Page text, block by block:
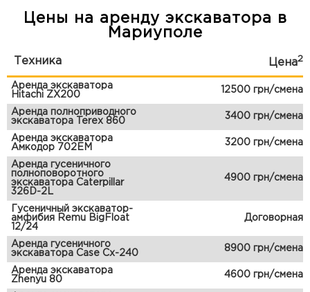
Цены на аренду экскаватора в
Мариуполе
Техника Цена2
Аренда экскаватора
Hitachi ZX200
12500 грн/смена
Аренда полноприводного
экскаватора Terex 860
3400 грн/смена
Аренда экскаватора
Амкодор 702ЕМ
3200 грн/смена
Аренда гусеничного
полноповоротного
экскаватора Caterpillar
326D-2L
4900 грн/смена
Гусеничный экскаватор-
амфибия Remu BigFloat
12/24
Договорная
Аренда гусеничного
экскаватора Case Cx-240
8900 грн/смена
Аренда экскаватора
Zhenyu 80
4600 грн/смена